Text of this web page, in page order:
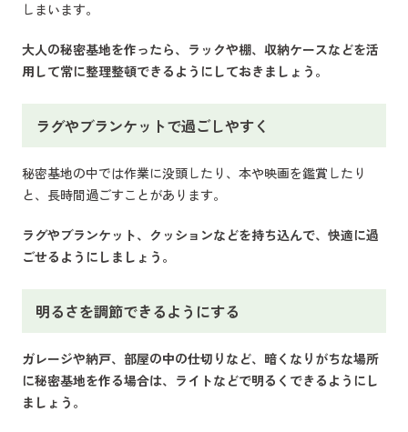
しまいます。
大人の秘密基地を作ったら、ラックや棚、収納ケースなどを活
用して常に整理整頓できるようにしておきましょう。
ラグやブランケットで過ごしやすく
秘密基地の中では作業に没頭したり、本や映画を鑑賞したり
と、長時間過ごすことがあります。
ラグやブランケット、クッションなどを持ち込んで、快適に過
ごせるようにしましょう。
明るさを調節できるようにする
ガレージや納戸、部屋の中の仕切りなど、暗くなりがちな場所
に秘密基地を作る場合は、ライトなどで明るくできるようにし
ましょう。